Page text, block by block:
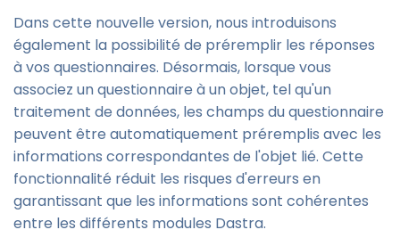
Dans cette nouvelle version, nous introduisons
également la possibilité de préremplir les réponses
à vos questionnaires. Désormais, lorsque vous
associez un questionnaire à un objet, tel qu'un
traitement de données, les champs du questionnaire
peuvent être automatiquement préremplis avec les
informations correspondantes de l'objet lié. Cette
fonctionnalité réduit les risques d'erreurs en
garantissant que les informations sont cohérentes
entre les différents modules Dastra.